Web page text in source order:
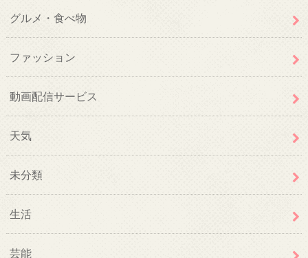
グルメ・食べ物
ファッション
動画配信サービス
天気
未分類
生活
芸能